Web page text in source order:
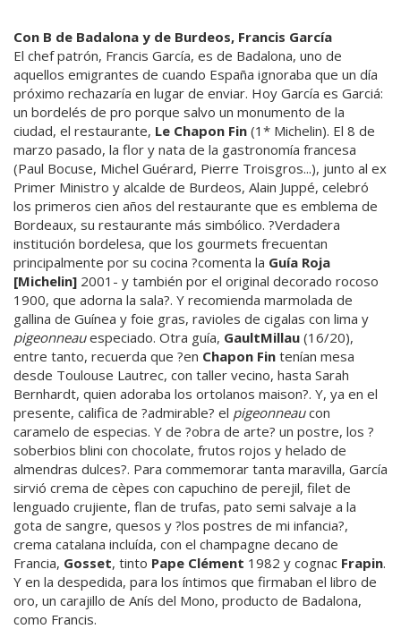
Con B de Badalona y de Burdeos, Francis García
El chef patrón, Francis García, es de Badalona, uno de
aquellos emigrantes de cuando España ignoraba que un día
próximo rechazaría en lugar de enviar. Hoy García es Garciá:
un bordelés de pro porque salvo un monumento de la
ciudad, el restaurante, Le Chapon Fin (1* Michelin). El 8 de
marzo pasado, la flor y nata de la gastronomía francesa
(Paul Bocuse, Michel Guérard, Pierre Troisgros...), junto al ex
Primer Ministro y alcalde de Burdeos, Alain Juppé, celebró
los primeros cien años del restaurante que es emblema de
Bordeaux, su restaurante más simbólico. ?Verdadera
institución bordelesa, que los gourmets frecuentan
principalmente por su cocina ?comenta la Guía Roja
[Michelin] 2001- y también por el original decorado rocoso
1900, que adorna la sala?. Y recomienda marmolada de
gallina de Guínea y foie gras, ravioles de cigalas con lima y
pigeonneauespeciado. Otra guía, GaultMillau (16/20),
entre tanto, recuerda que ?en Chapon Fin tenían mesa
desde Toulouse Lautrec, con taller vecino, hasta Sarah
Bernhardt, quien adoraba los ortolanos maison?. Y, ya en el
presente, califica de ?admirable? el pigeonneaucon
caramelo de especias. Y de ?obra de arte? un postre, los ?
soberbios blini con chocolate, frutos rojos y helado de
almendras dulces?. Para commemorar tanta maravilla, García
sirvió crema de cèpes con capuchino de perejil, filet de
lenguado crujiente, flan de trufas, pato semi salvaje a la
gota de sangre, quesos y ?los postres de mi infancia?,
crema catalana incluída, con el champagne decano de
Francia, Gosset, tinto Pape Clément 1982 y cognac Frapin.
Y en la despedida, para los íntimos que firmaban el libro de
oro, un carajillo de Anís del Mono, producto de Badalona,
como Francis.